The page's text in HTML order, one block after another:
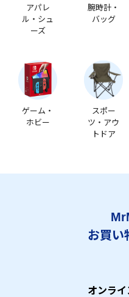
アパレ
ル・シュ
ーズ
腕時計・
バッグ
ゲーム・
ホビー
スポー
ツ・アウ
トドア
お買い
オンラ